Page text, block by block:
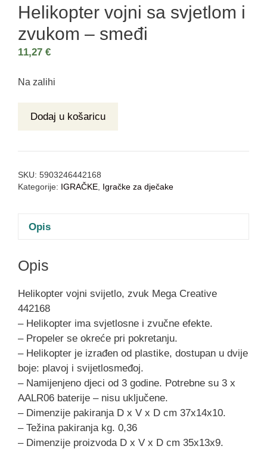
Helikopter vojni sa svjetlom i
zvukom – smeđi
11,27 €
Na zalihi
Dodaj u košaricu
SKU: 5903246442168
Kategorije: IGRAČKE, Igračke za dječake
Opis
Opis
Helikopter vojni svijetlo, zvuk Mega Creative
442168
– Helikopter ima svjetlosne i zvučne efekte.
– Propeler se okreće pri pokretanju.
– Helikopter je izrađen od plastike, dostupan u dvije
boje: plavoj i svijetlosmeđoj.
– Namijenjeno djeci od 3 godine. Potrebne su 3 x
AALR06 baterije – nisu uključene.
– Dimenzije pakiranja D x V x D cm 37x14x10.
– Težina pakiranja kg. 0,36
– Dimenzije proizvoda D x V x D cm 35x13x9.